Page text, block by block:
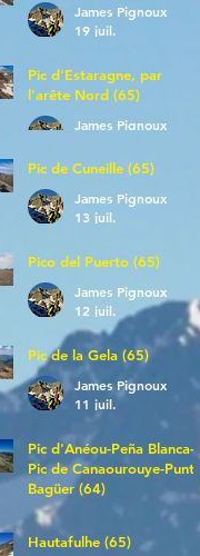
James Pignoux
19 juil.
Pic d'Estaragne, par
l'arête Nord (65)
James Pignoux
Pic de Cuneille (65)
James Pignoux
13 juil.
Pico del Puerto (65)
James Pignoux
12 juil.
Pic de la Gela (65)
James Pignoux
11 juil.
Pic d'Anéou-Peña Blanca-
Pic de Canaourouye-Punta
Bagüer (64)
James Pignoux
5 juil.
Hautafulhe (65)